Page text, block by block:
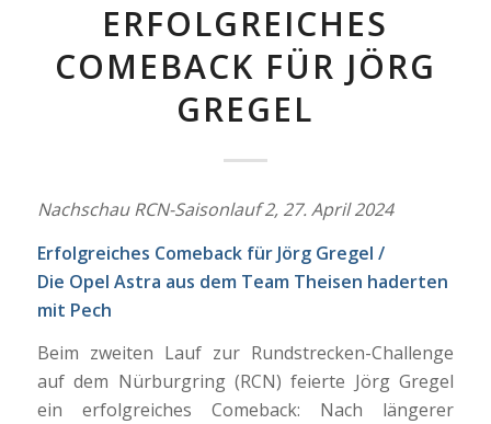
ERFOLGREICHES
COMEBACK FÜR JÖRG
GREGEL
Nachschau RCN-Saisonlauf 2, 27. April 2024
Erfolgreiches Comeback für Jörg Gregel /
Die Opel Astra aus dem Team Theisen haderten
mit Pech
Beim zweiten Lauf zur Rundstrecken-Challenge
auf dem Nürburgring (RCN) feierte Jörg Gregel
ein erfolgreiches Comeback: Nach längerer